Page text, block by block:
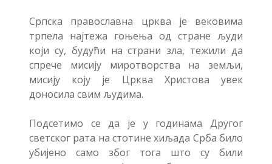
Српска православна црква је вековима
трпела најтежа гоњења од стране људи
који су, будући на страни зла, тежили да
спрече мисију миротворства на земљи,
мисију коју је Црква Христова увек
доносила свим људима.
Подсетимо се да је у годинама Другог
светског рата на стотине хиљада Срба било
убијено само због тога што су били